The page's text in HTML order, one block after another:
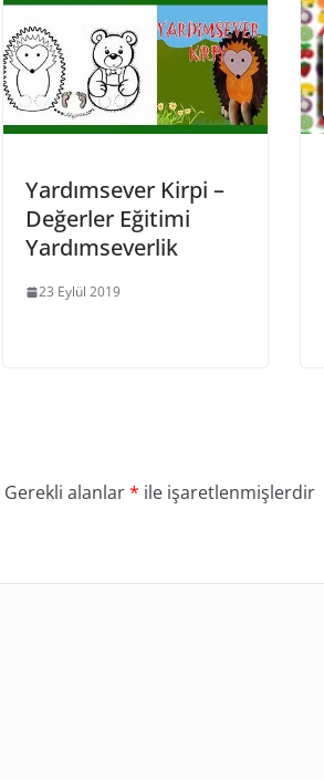
Yardımsever Kirpi –
Değerler Eğitimi
Yardımseverlik
23 Eylül 2019
Gerekli alanlar* ile işaretlenmişlerdir